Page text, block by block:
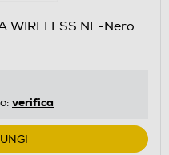
WIRELESS NE-Nero
verifica